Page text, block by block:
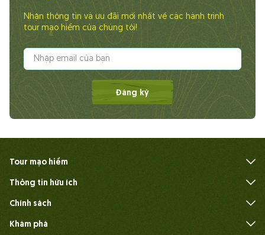
Nhận thông tin và ưu đãi mới nhất về các hành trình
tour mạo hiểm của chúng tôi!
Đăng ký
Tour mạo hiểm
Thông tin hữu ích
Chính sách
Khám phá